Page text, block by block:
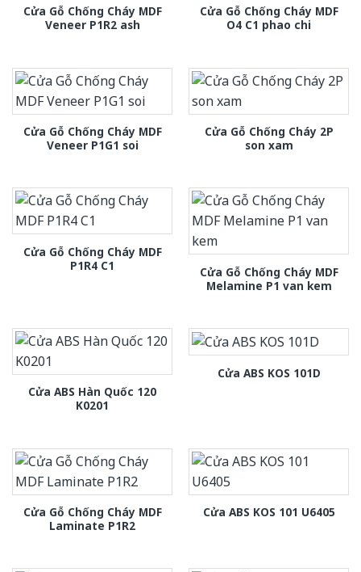
Cửa Gỗ Chống Cháy MDF
Veneer P1R2 ash
Cửa Gỗ Chống Cháy MDF
O4 C1 phao chi
Cửa Gỗ Chống Cháy MDF
Veneer P1G1 soi
Cửa Gỗ Chống Cháy 2P
son xam
Cửa Gỗ Chống Cháy MDF
P1R4 C1
Cửa Gỗ Chống Cháy MDF
Melamine P1 van kem
Cửa ABS Hàn Quốc 120
K0201
Cửa ABS KOS 101D
Cửa Gỗ Chống Cháy MDF
Laminate P1R2
Cửa ABS KOS 101 U6405